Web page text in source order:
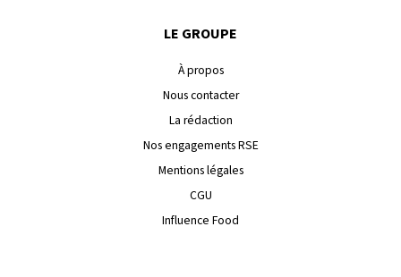
LE GROUPE
À propos
Nous contacter
La rédaction
Nos engagements RSE
Mentions légales
CGU
Influence Food